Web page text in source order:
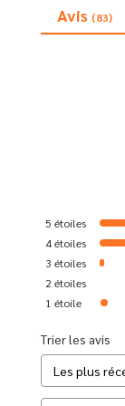
Avis (83)
5 étoiles
4étoiles
3 étoiles
2 étoiles
1 étoile
Trier les avis